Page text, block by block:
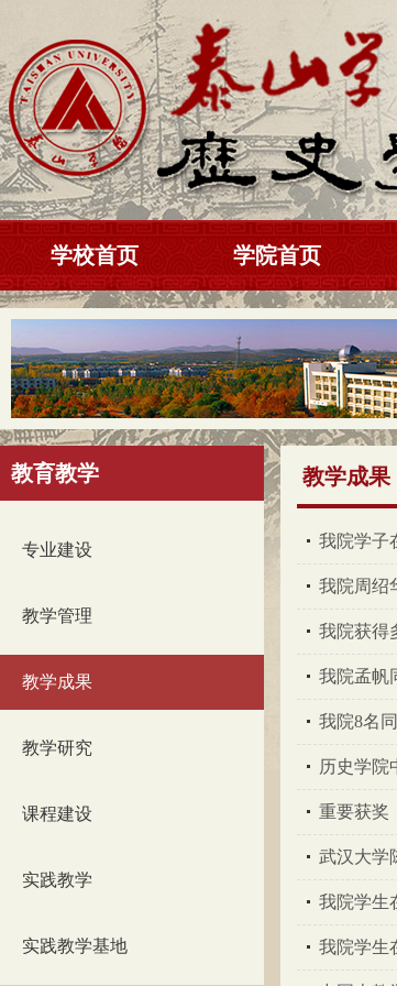
学校首页 学院首页
教育教学
专业建设
教学管理
教学成果
教学研究
课程建设
实践教学
实践教学基地
教学成果
我院学子
我院周绍
我院获得
我院孟帆
我院8名
历史学院
重要获奖
武汉大学
我院学生
我院学生